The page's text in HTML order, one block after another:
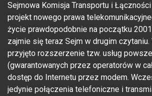
Sejmowa Komisja Transportu i
projekt nowego prawa
życie prawdopodobnie na początku
zajmie się teraz Sejm w drugim czytaniu.
przyjęto rozszerzenie tzw. usług
(gwarantowanych przez operatorów w
dostęp do Internetu przez modem.
jedynie połączenia telefoniczne i